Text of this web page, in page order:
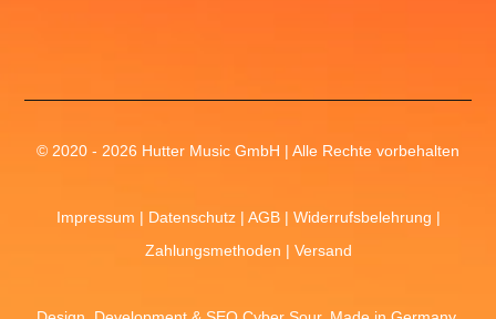
© 2020 - 2026 Hutter Music GmbH | Alle Rechte vorbehalten
Impressum | Datenschutz| AGB| Widerrufsbelehrung |
Zahlungsmethoden | Versand